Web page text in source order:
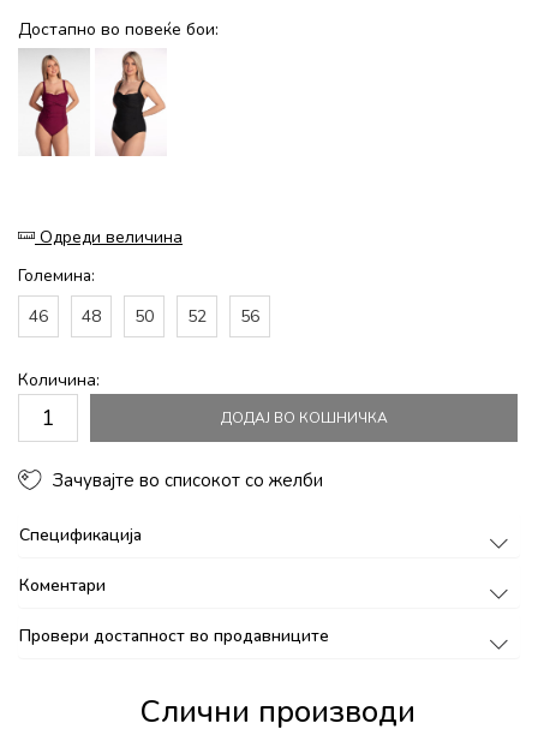
Достапно во повеќе бои:
Одреди величина
Големина:
46
48 50 52 56
Количина:
ДОДАЈ ВО КОШНИЧКА
Зачувајте во списокот со желби
Спецификација
Коментари
Провери достапност во продавниците
Слични производи